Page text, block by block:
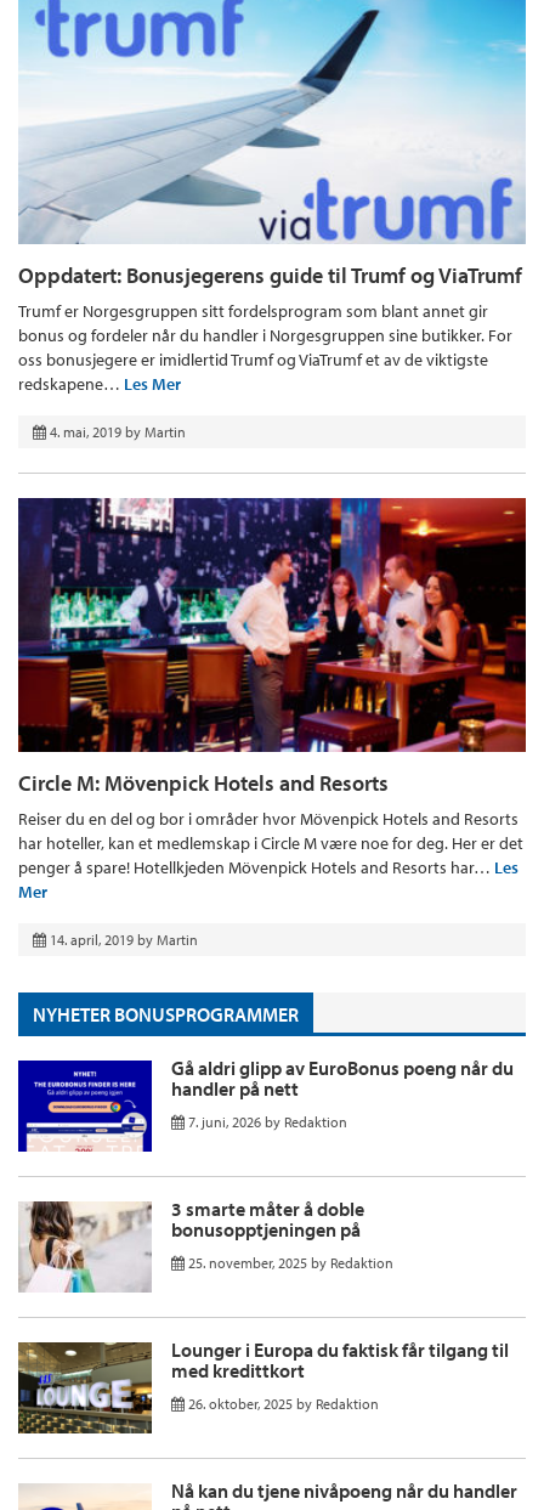
Oppdatert: Bonusjegerens guide til Trumf og ViaTrumf
Trumf er Norgesgruppen sitt fordelsprogram som blant annet gir
bonus og fordeler når du handler i Norgesgruppen sine butikker. For
oss bonusjegere er imidlertid Trumf og ViaTrumf et av de viktigste
redskapene… Les Mer
4. mai, 2019 by Martin
Circle M: Mövenpick Hotels and Resorts
Reiser du en del og bor i områder hvor Mövenpick Hotels and Resorts
har hoteller, kan et medlemskap i Circle M være noe for deg. Her er det
penger å spare! Hotellkjeden Mövenpick Hotels and Resorts har… Les
Mer
14. april, 2019 by Martin
NYHETER BONUSPROGRAMMER
Gå aldri glipp av EuroBonus poeng når du
handler på nett
7. juni, 2026 by Redaktion
3 smarte måter å doble
bonusopptjeningen på
25. november, 2025 by Redaktion
Lounger i Europa du faktisk får tilgang til
med kredittkort
26. oktober, 2025 by Redaktion
Nå kan du tjene nivåpoeng når du handler